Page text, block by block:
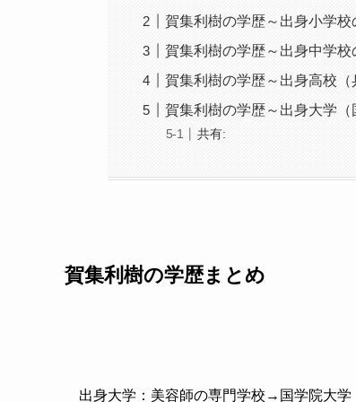
賀集利樹の学歴～出身小学校
賀集利樹の学歴～出身中学校
賀集利樹の学歴～出身高校
賀集利樹の学歴～出身大学
共有:
賀集利樹の学歴まとめ
出身大学：美容師の専門学校→国学院大